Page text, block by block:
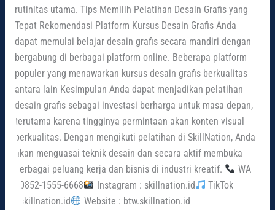
rutinitas utama. Tips Memilih Pelatihan Desain Grafis yang
Tepat Rekomendasi Platform Kursus Desain Grafis Anda
dapat memulai belajar desain grafis secara mandiri dengan
bergabung di berbagai platform online. Beberapa platform
populer yang menawarkan kursus desain grafis berkualitas
antara lain Kesimpulan Anda dapat menjadikan pelatihan
desain grafis sebagai investasi berharga untuk masa depan,
terutama karena tingginya permintaan akan konten visual
berkualitas. Dengan mengikuti pelatihan di SkillNation, Anda
akan menguasai teknik desain dan secara aktif membuka
berbagai peluang kerja dan bisnis di industri kreatif.
WA
: 0852-1555-6668
Instagram : skillnation.id
TikTok
: skillnation.id
Website : btw.skillnation.id